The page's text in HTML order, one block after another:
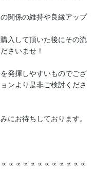
関係の維持や良縁アップ
入して頂いた後にその流
さいませ！
発揮しやすいものでござ
ンより是非ご検討くださ
にお待ちしております。